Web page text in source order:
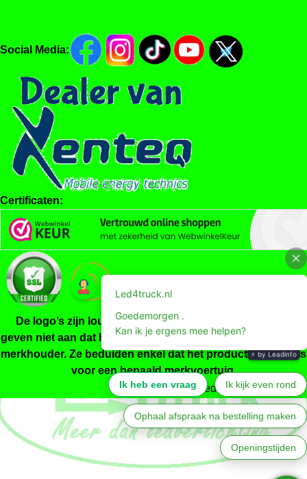
Social Media:
Certificaten:
De logo’s zijn louter indicatief, ze zijn niet origineel en
geven niet aan dat het product gemaakt/gekeurd is door de
merkhouder. Ze beduiden enkel dat het product geschikt is
voor een bepaald merkvoertuig.
Powered by Jeeigenweb